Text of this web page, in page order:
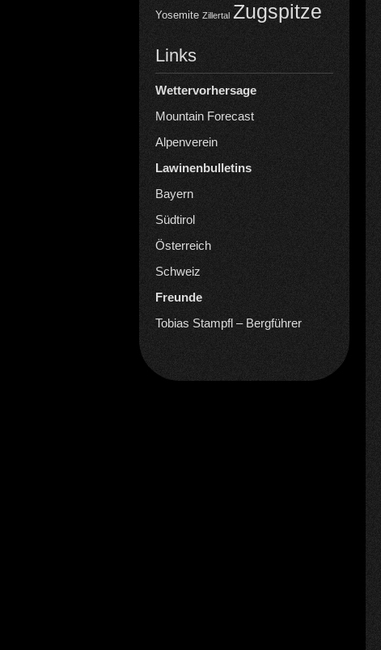
Yosemite Zillertal Zugspitze
Links
Wettervorhersage
Mountain Forecast
Alpenverein
Lawinenbulletins
Bayern
Südtirol
Österreich
Schweiz
Freunde
Tobias Stampfl – Bergführer